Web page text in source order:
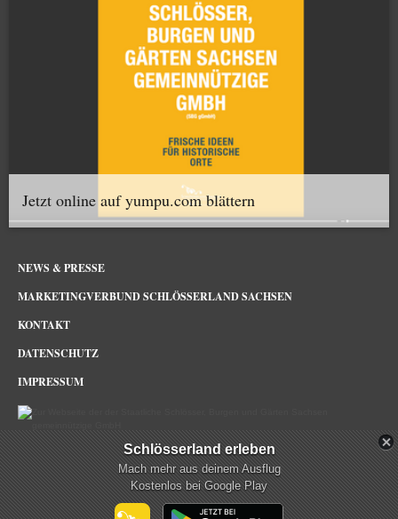
Jetzt online auf yumpu.com blättern
NEWS & PRESSE
MARKETINGVERBUND SCHLÖSSERLAND SACHSEN
KONTAKT
DATENSCHUTZ
IMPRESSUM
Schlösserland Sachsen im Netz
Schlösserland erleben
Mach mehr aus deinem Ausflug
Kostenlos bei Google Play
mehr